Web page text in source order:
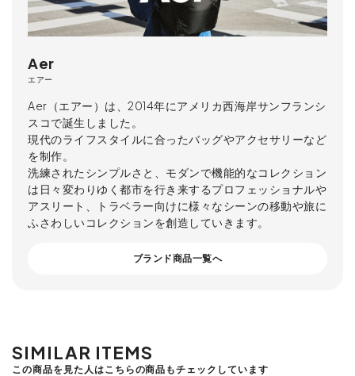
Aer
エアー
Aer（エアー）は、2014年にアメリカ西海岸サンフランシ
スコで誕生しました。
現代のライフスタイルに合ったバッグやアクセサリーなど
を制作。
洗練されたシンプルさと、モダンで機能的なコレクション
は日々変わりゆく都市を行き来するプロフェッショナルや
アスリート、トラベラー向けに様々なシーンの移動や旅に
ふさわしいコレクションを創造していきます。
ブランド商品一覧へ
SIMILAR ITEMS
この商品を見た人はこちらの商品もチェックしています